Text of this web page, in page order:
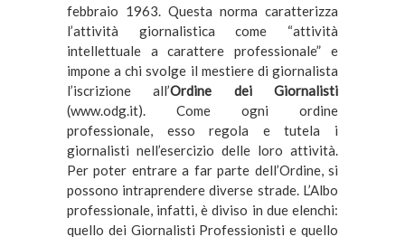
febbraio 1963. Questa norma caratterizza
l’attività giornalistica come “attività
intellettuale a carattere professionale” e
impone a chi svolge il mestiere di giornalista
l’iscrizione all’Ordine dei Giornalisti
(www.odg.it). Come ogni ordine
professionale, esso regola e tutela i
giornalisti nell’esercizio delle loro attività.
Per poter entrare a far parte dell’Ordine, si
possono intraprendere diverse strade. L’Albo
professionale, infatti, è diviso in due elenchi:
quello dei Giornalisti Professionisti e quello